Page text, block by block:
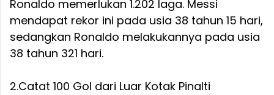
Ronaldo memerlukan 1.202 laga. Messi
mendapat rekor ini pada usia 38 tahun 15 hari,
sedangkan Ronaldo melakukannya pada usia
38 tahun 321 hari.
2.Catat 100 Gol dari Luar Kotak Pinalti